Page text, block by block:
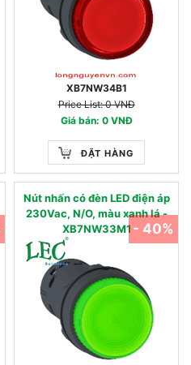
XB7NW34B1
Price List: 0 VNĐ
Giá bán: 0 VNĐ
ĐẶT HÀNG
Nút nhấn có đèn LED điện áp
230Vac, N/O, màu xanh lá -
XB7NW33M1 - 40%